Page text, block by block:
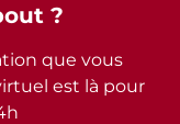
?
que vous
est là pour